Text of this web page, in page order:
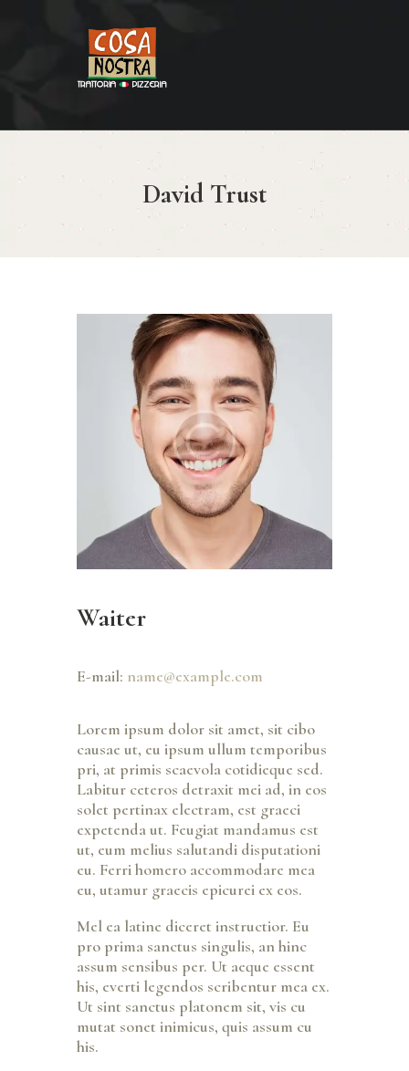
David Trust
HOME
COSA NOSTRA
MENÚ
RESERVAR
CONTACTO
Waiter
E-mail: name@example.com
Lorem ipsum dolor sit amet, sit cibo
causae ut, eu ipsum ullum temporibus
pri, at primis scaevola cotidieque sed.
Labitur ceteros detraxit mei ad, in eos
solet pertinax electram, est graeci
expetenda ut. Feugiat mandamus est
ut, eum melius salutandi disputationi
eu. Ferri homero accommodare mea
eu, utamur graecis epicurei ex eos.
Mel ea latine diceret instructior. Eu
pro prima sanctus singulis, an hinc
assum sensibus per. Ut aeque essent
his, everti legendos scribentur mea ex.
Ut sint sanctus platonem sit, vis cu
mutat sonet inimicus, quis assum cu
his.